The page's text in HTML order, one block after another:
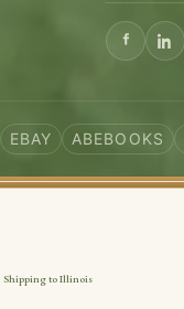
EBAY ABEBOOKS
Shipping to Illinois